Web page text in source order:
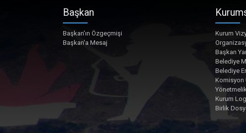
Başkan
Başkan'ın Özgeçmişi
Başkan'a Mesaj
Kurum
Başkan
Belediye
Belediye
Komisyon
Kurum
Birlik